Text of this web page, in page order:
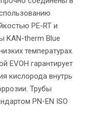
PE-RT и
KAN-therm Blue
температурах.
EVOH гарантирует
кислорода внутрь
Трубы
PN-EN ISO